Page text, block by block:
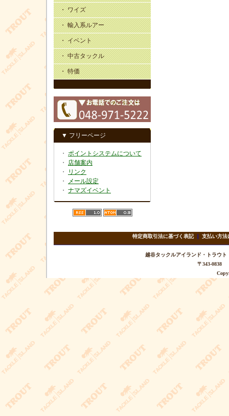
・ ワイズ
・ 輸入系ルアー
・ イベント
・ 中古タックル
・ 特価
▼ フリーページ
・ ポイントシステムについて
・ 店舗案内
・
リンク
・
メール設定
・ ナマズイベント
特定商取引法に基づく表記｜ 支払い方法
越谷タックルアイランド・トラ
〒343-0838